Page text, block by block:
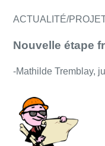
ACTUALITÉ/
Nouvelle étape
-Mathilde Tremblay,